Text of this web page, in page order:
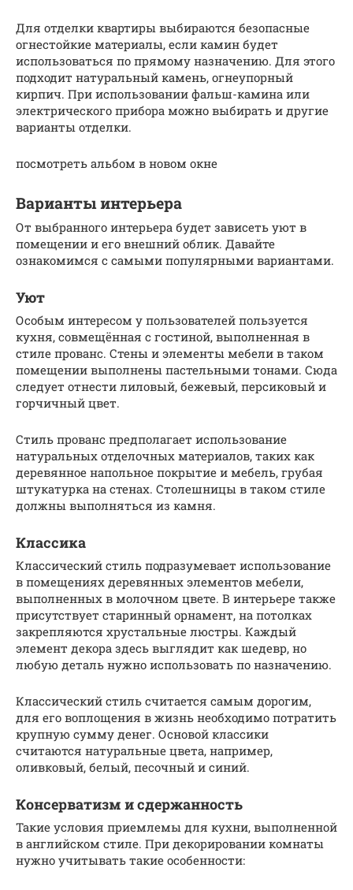
Для отделки квартиры выбираются безопасные
огнестойкие материалы, если камин будет
использоваться по прямому назначению. Для этого
подходит натуральный камень, огнеупорный
кирпич. При использовании фальш-камина или
электрического прибора можно выбирать и другие
варианты отделки.
посмотреть альбом в новом окне
Варианты интерьера
От выбранного интерьера будет зависеть уют в
помещении и его внешний облик. Давайте
ознакомимся с самыми популярными вариантами.
Уют
Особым интересом у пользователей пользуется
кухня, совмещённая с гостиной, выполненная в
стиле прованс. Стены и элементы мебели в таком
помещении выполнены пастельными тонами. Сюда
следует отнести лиловый, бежевый, персиковый и
горчичный цвет.
Стиль прованс предполагает использование
натуральных отделочных материалов, таких как
деревянное напольное покрытие и мебель, грубая
штукатурка на стенах. Столешницы в таком стиле
должны выполняться из камня.
Классика
Классический стиль подразумевает использование
в помещениях деревянных элементов мебели,
выполненных в молочном цвете. В интерьере также
присутствует старинный орнамент, на потолках
закрепляются хрустальные люстры. Каждый
элемент декора здесь выглядит как шедевр, но
любую деталь нужно использовать по назначению.
Классический стиль считается самым дорогим,
для его воплощения в жизнь необходимо потратить
крупную сумму денег. Основой классики
считаются натуральные цвета, например,
оливковый, белый, песочный и синий.
Консерватизм и сдержанность
Такие условия приемлемы для кухни, выполненной
в английском стиле. При декорировании комнаты
нужно учитывать такие особенности: